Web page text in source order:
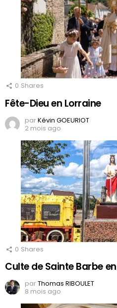
0 Shares
Fête-Dieu en Lorraine
parKévin GOEURIOT
2 mois ago
0 Shares
Culte de Sainte Barbe
parThomas RIBOULET
8 mois ago